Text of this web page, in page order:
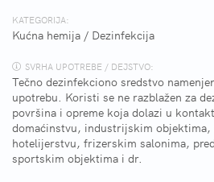
KATEGORIJA:
Kućna hemija / Dezinfekcija
SVRHA UPOTREBE / DEJSTVO:
Tečno dezinfekciono sredstvo
upotrebu. Koristi se ne razblažen za
površina i opreme koja dolazi u
domaćinstvu, industrijskim
hotelijerstvu, frizerskim salonima,
sportskim objektima i dr.